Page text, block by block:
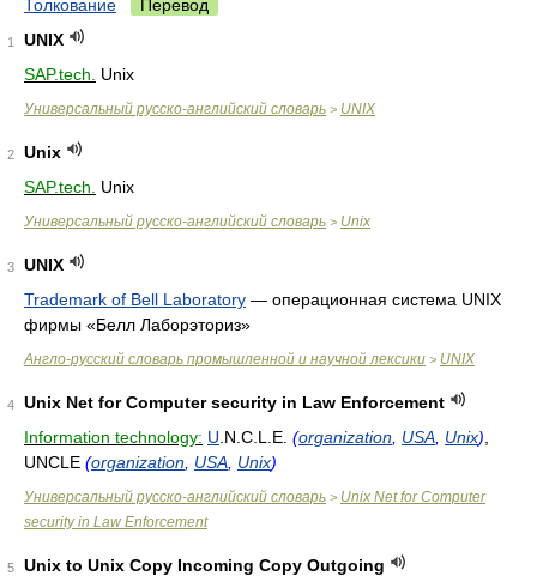
Толкование Перевод
1
UNIX
SAP.tech.
Unix
Универсальный русско-английский словарь > UNIX
2
Unix
SAP.tech.
Unix
Универсальный русско-английский словарь > Unix
3
UNIX
Trademark of Bell Laboratory — операционная система UNIX
фирмы «Белл Лаборэториз»
Англо-русский словарь промышленной и научной лексики > UNIX
4
Unix Net for Computer security in Law Enforcement
Information technology: U .N.C.L.E. (organization USA Unix)
UNCLE (organization USA Unix)
Универсальный русско-английский словарь > Unix Net for Computer
security in Law Enforcement
5
Unix to Unix Copy Incoming Copy Outgoing